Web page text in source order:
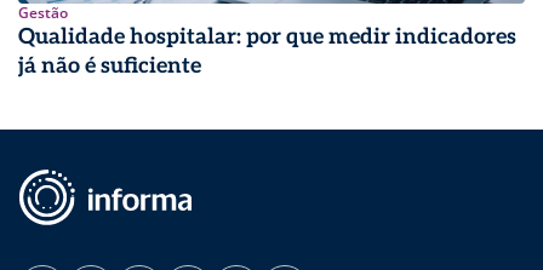
Gestão
Qualidade hospitalar: por que medir indicadores
já não é suficiente